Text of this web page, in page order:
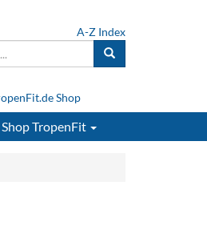
A-Z Index
Shop
ShopTropenFit